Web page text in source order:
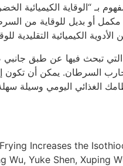
بـ “الوقاية الكيميائية
مكمل أو بديل للوقاية من
الكيميائية التقليدية
التي تبحث فيها عن طبق
السرطان. يمكن أن تكون
الغذائي اليومي وسيلة
Increases the
Wu, Yuke Shen, Xuping